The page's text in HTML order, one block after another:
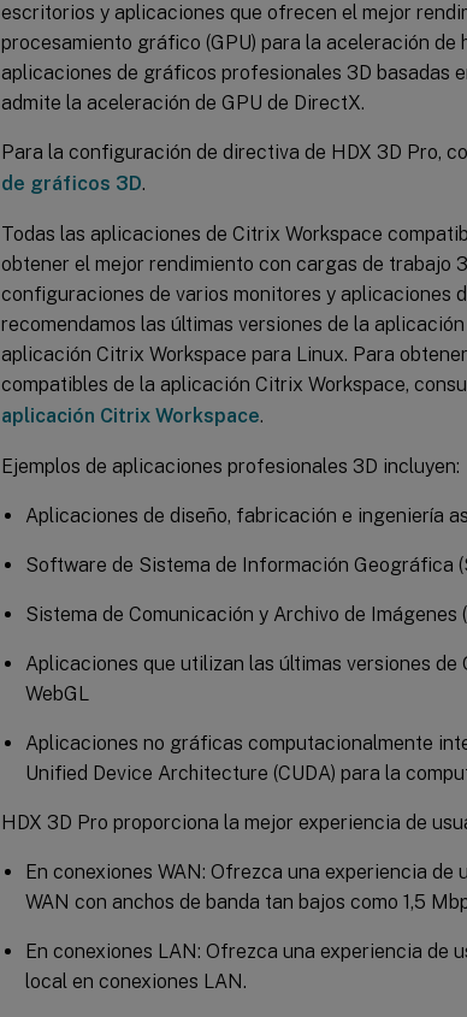
escritorios y aplicaciones que ofrecen el mejor
procesamiento gráfico (GPU) para la aceleración de
aplicaciones de gráficos profesionales 3D basadas
admite la aceleración de GPU de DirectX.
Para la configuración de directiva de HDX 3D Pro,
de gráficos 3D.
Todas las aplicaciones de Citrix Workspace
obtener el mejor rendimiento con cargas de trabajo
configuraciones de varios monitores y aplicaciones
recomendamos las últimas versiones de la
aplicación Citrix Workspace para Linux. Para
compatibles de la aplicación Citrix Workspace,
aplicación Citrix Workspace.
Ejemplos de aplicaciones profesionales 3D incluyen:
Aplicaciones de diseño, fabricación e ingeniería
Software de Sistema de Información Geográfica
Sistema de Comunicación y Archivo de Imágenes
Aplicaciones que utilizan las últimas versiones de
WebGL
Aplicaciones no gráficas computacionalmente
Unified Device Architecture (CUDA) para la
HDX 3D Pro proporciona la mejor experiencia de
En conexiones WAN: Ofrezca una experiencia
WAN con anchos de banda tan bajos como 1,5
En conexiones LAN: Ofrezca una experiencia de
local en conexiones LAN.